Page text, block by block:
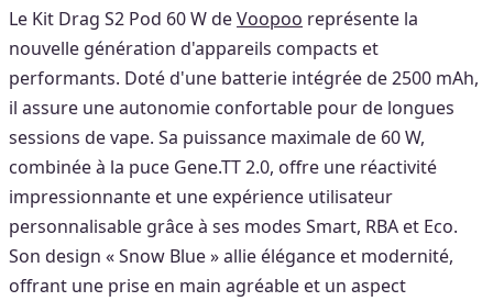
Le Kit Drag S2 Pod 60 W deVoopoo représente la
nouvelle génération d'appareils compacts et
performants. Doté d'une batterie intégrée de 2500 mAh,
il assure une autonomie confortable pour de longues
sessions de vape. Sa puissance maximale de 60 W,
combinée à la puce Gene.TT 2.0, offre une réactivité
impressionnante et une expérience utilisateur
personnalisable grâce à ses modes Smart, RBA et Eco.
Son design « Snow Blue » allie élégance et modernité,
offrant une prise en main agréable et un aspect